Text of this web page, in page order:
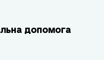
допомога